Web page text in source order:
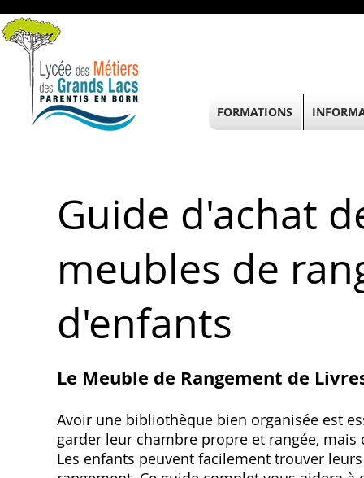
Guide d'achat
meubles de
d'enfants
Le Meuble de Rangement de
Avoir une bibliothèque bien organisée est
garder leur chambre propre et rangée,
Les enfants peuvent facilement trouver
FORMATIONS